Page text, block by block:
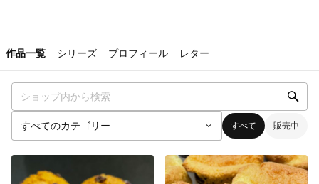
作品一覧 シリーズ プロフィール レター
すべて 販売中